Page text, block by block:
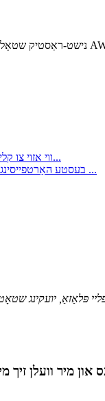
ווי אזוי צו קלייבן דעם ריכטיגן שיצגאז פאר...
בעסטע האַרטפייסינג רוט פֿאַר מיינינג עקוויפּמענט ...